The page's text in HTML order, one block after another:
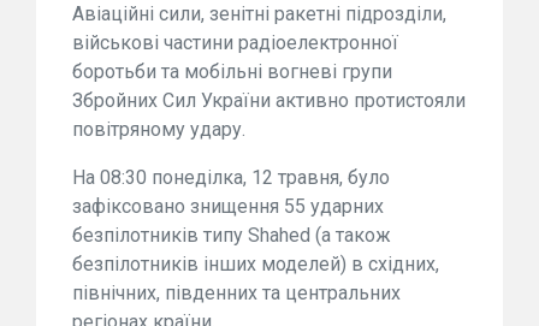
Авіаційні сили, зенітні ракетні підрозділи,
військові частини радіоелектронної
боротьби та мобільні вогневі групи
Збройних Сил України активно протистояли
повітряному удару.
На 08:30 понеділка, 12 травня, було
зафіксовано знищення 55 ударних
безпілотників типу Shahed (а також
безпілотників інших моделей) в східних,
північних, південних та центральних